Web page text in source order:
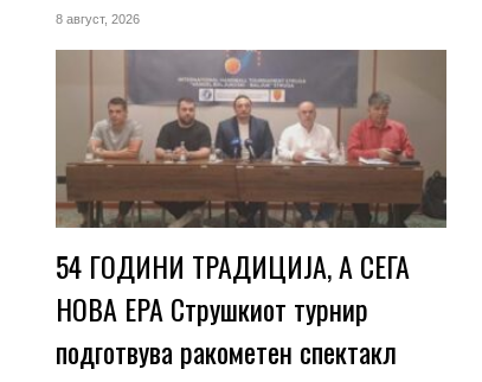
8 август, 2026
54 ГОДИНИ ТРАДИЦИЈА, А СЕГА
НОВА ЕРА Струшкиот турнир
подготвува ракометен спектакл